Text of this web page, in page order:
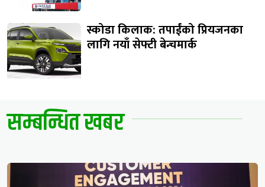
स्कोडा किलाक: तपाईंको प्रियजनका
लागि नयाँ सेफ्टी बेन्चमार्क
सम्बन्धित खबर